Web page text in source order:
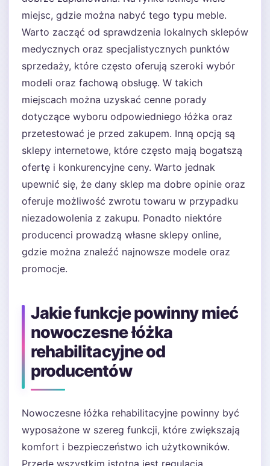
miejsc, gdzie można nabyć tego typu meble.
Warto zacząć od sprawdzenia lokalnych sklepów
medycznych oraz specjalistycznych punktów
sprzedaży, które często oferują szeroki wybór
modeli oraz fachową obsługę. W takich
miejscach można uzyskać cenne porady
dotyczące wyboru odpowiedniego łóżka oraz
przetestować je przed zakupem. Inną opcją są
sklepy internetowe, które często mają bogatszą
ofertę i konkurencyjne ceny. Warto jednak
upewnić się, że dany sklep ma dobre opinie oraz
oferuje możliwość zwrotu towaru w przypadku
niezadowolenia z zakupu. Ponadto niektóre
producenci prowadzą własne sklepy online,
gdzie można znaleźć najnowsze modele oraz
promocje.
Jakie funkcje powinny mieć
nowoczesne łóżka
rehabilitacyjne od
producentów
Nowoczesne łóżka rehabilitacyjne powinny być
wyposażone w szereg funkcji, które zwiększają
komfort i bezpieczeństwo ich użytkowników.
Przede wszystkim istotna jest regulacja